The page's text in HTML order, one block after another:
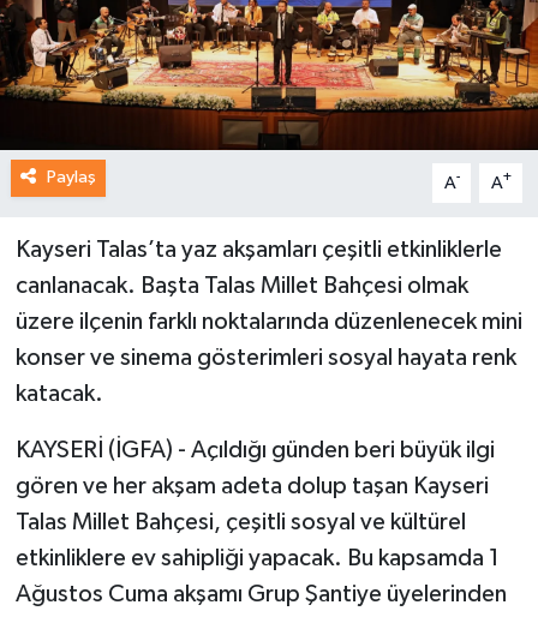
Paylaş A- A+
Kayseri Talas’ta yaz akşamları çeşitli etkinliklerle
canlanacak. Başta Talas Millet Bahçesi olmak
üzere ilçenin farklı noktalarında düzenlenecek mini
konser ve sinema gösterimleri sosyal hayata renk
katacak.
KAYSERİ (İGFA) - Açıldığı günden beri büyük ilgi
gören ve her akşam adeta dolup taşan Kayseri
Talas Millet Bahçesi, çeşitli sosyal ve kültürel
etkinliklere ev sahipliği yapacak. Bu kapsamda 1
Ağustos Cuma akşamı Grup Şantiye üyelerinden